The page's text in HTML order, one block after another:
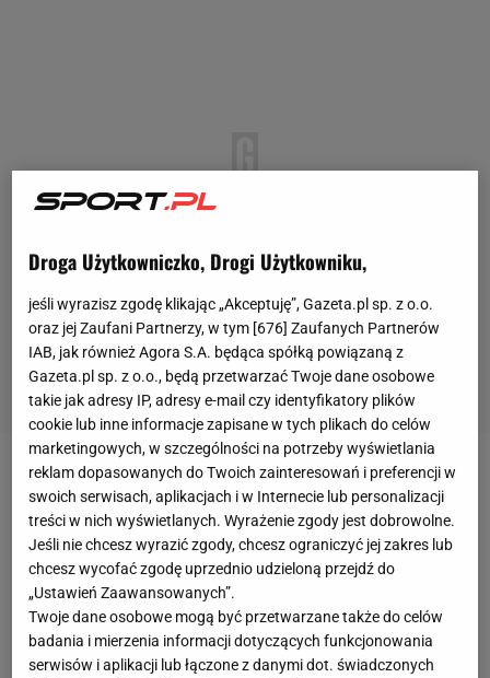
Jadon Sancho w sobotę zagrał 25 minut w meczu
Borussii Dortmund przeciwko Vfl Wolfsburg. Wszedł
na boisko z ławki rezerwowych, zastępując w 65.
minucie Juliana Brandta. Jego zespół wygrał 2:0, a
Anglik asystował przy drugiej bramce strzelonej
przez Achrafa Hakimiego.
Droga Użytkowniczko, Drogi Użytkowniku,
jeśli wyrazisz zgodę klikając „Akceptuję”, Gazeta.pl sp. z o.o.
oraz jej Zaufani Partnerzy, w tym [676] Zaufanych Partnerów
IAB, jak również Agora S.A. będąca spółką powiązaną z
Gazeta.pl sp. z o.o., będą przetwarzać Twoje dane osobowe
takie jak adresy IP, adresy e-mail czy identyfikatory plików
cookie lub inne informacje zapisane w tych plikach do celów
marketingowych, w szczególności na potrzeby wyświetlania
reklam dopasowanych do Twoich zainteresowań i preferencji w
swoich serwisach, aplikacjach i w Internecie lub personalizacji
treści w nich wyświetlanych. Wyrażenie zgody jest dobrowolne.
Jeśli nie chcesz wyrazić zgody, chcesz ograniczyć jej zakres lub
chcesz wycofać zgodę uprzednio udzieloną przejdź do
„Ustawień Zaawansowanych”.
Twoje dane osobowe mogą być przetwarzane także do celów
badania i mierzenia informacji dotyczących funkcjonowania
serwisów i aplikacji lub łączone z danymi dot. świadczonych